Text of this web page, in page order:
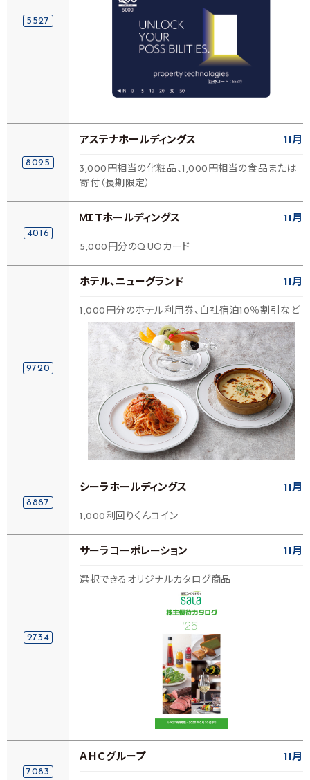
5527
8095
アステナホールディングス 11月
3,000円相当の化粧品、1,000円相当の食品または
寄付（長期限定）
4016
ＭＩＴホールディングス 11月
5,000円分のQUOカード
9720
ホテル、ニューグランド 11月
1,000円分のホテル利用券、自社宿泊10％割引など
8887
シーラホールディングス 11月
1,000利回りくんコイン
2734
サーラコーポレーション 11月
選択できるオリジナルカタログ商品
7083
ＡＨＣグループ 11月